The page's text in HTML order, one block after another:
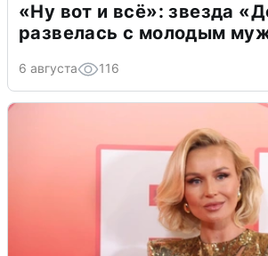
«Ну вот и всё»: звезда
развелась с молодым
6 августа 116